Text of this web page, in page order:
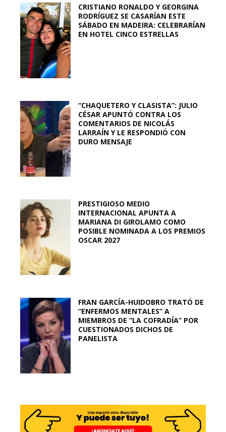
CRISTIANO RONALDO Y GEORGINA
RODRÍGUEZ SE CASARÍAN ESTE
SÁBADO EN MADEIRA: CELEBRARÍAN
EN HOTEL CINCO ESTRELLAS
“CHAQUETERO Y CLASISTA”: JULIO
CÉSAR APUNTÓ CONTRA LOS
COMENTARIOS DE NICOLÁS
LARRAÍN Y LE RESPONDIÓ CON
DURO MENSAJE
PRESTIGIOSO MEDIO
INTERNACIONAL APUNTA A
MARIANA DI GIROLAMO COMO
POSIBLE NOMINADA A LOS PREMIOS
OSCAR 2027
FRAN GARCÍA-HUIDOBRO TRATÓ DE
“ENFERMOS MENTALES” A
MIEMBROS DE “LA COFRADÍA” POR
CUESTIONADOS DICHOS DE
PANELISTA